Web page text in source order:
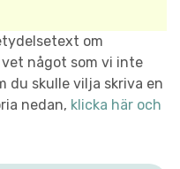
om
något som vi inte
du skulle vilja skriva en
nedan, klicka här och